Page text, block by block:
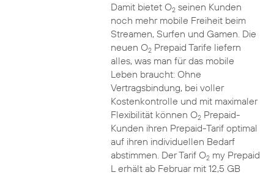
Damit bietet O2seinen Kunden
noch mehr mobile Freiheit beim
Streamen, Surfen und Gamen. Die
neuen O2Prepaid Tarife liefern
alles, was man für das mobile
Leben braucht: Ohne
Vertragsbindung, bei voller
Kostenkontrolle und mit maximaler
Flexibilität können O2Prepaid-
Kunden ihren Prepaid-Tarif optimal
auf ihren individuellen Bedarf
abstimmen. Der Tarif O2my Prepaid
L erhält ab Februar mit 12,5 GB